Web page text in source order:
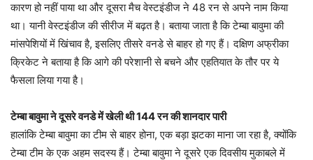
कारण हो नहीं पाया था और दूसरा मैच वेस्‍टइंडीज ने 48 रन से अपने नाम किया
था। यानी वेस्‍टइंडीज की सीरीज में बढ़त है। बताया जाता है कि टेम्‍बा बावुमा की
मांसपेशियों में खिंचाव है, इसलिए तीसरे वनडे से बाहर हो गए हैं। दक्षिण अफ्रीका
क्रिकेट ने बताया है कि आगे की परेशानी से बचने और एहतियात के तौर पर ये
फैसला लिया गया है।
टेम्‍बा बावुमा ने दूसरे वनडे में खेली थी 144 रन की शानदार पारी
हालांकि टेम्‍बा बावुमा का टीम से बाहर होना, एक बड़ा झटका माना जा रहा है, क्‍योंकि
टेम्‍बा टीम के एक अहम सदस्‍य हैं। टेम्‍बा बावुमा ने दूसरे एक दिवसीय मुकाबले में